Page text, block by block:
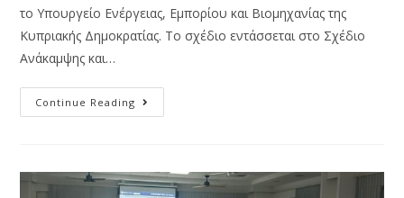
το Υπουργείο Ενέργειας, Εμπορίου και Βιομηχανίας της
Κυπριακής Δημοκρατίας. Το σχέδιο εντάσσεται στο Σχέδιο
Ανάκαμψης και…
Continue Reading